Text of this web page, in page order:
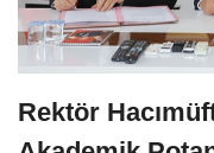
Rektör